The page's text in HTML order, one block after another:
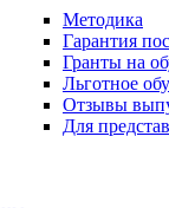
Методика
Гарантия
Гранты на
Льготное
Отзывы
Для